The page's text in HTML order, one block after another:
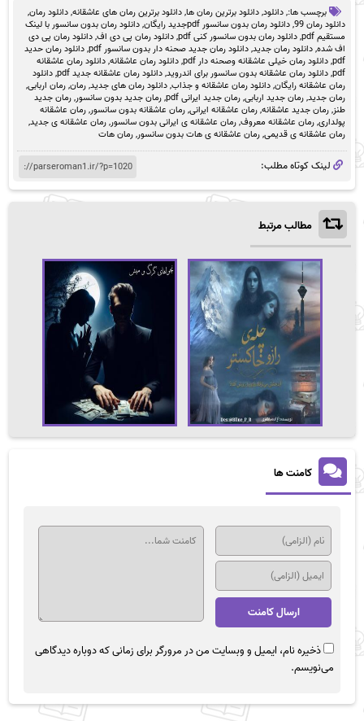
برچسب ها:,دانلود,دانلود برترین رمان ها,دانلود برترین رمان های عاشقانه,دانلود رمان,
دانلود رمان 99
,دانلود رمان بدون سانسور pdfجدید رایگان ,دانلود رمان بدون سانسور با لینک
مستقیم pdf
,دانلود رمان بدون سانسور کنی pdf ,دانلود رمان پی دی اف,دانلود رمان پی دی
اف شده,دانلود رمان جدید,دانلود رمان جدید صحنه دار بدون سانسور pdf ,دانلود رمان حدید
pdf
,دانلود رمان خیلی عاشقانه وصحنه دار pdf ,دانلود رمان عاشقانه,دانلود رمان عاشقانه
pdf
,دانلود رمان عاشقانه بدون سانسور برای اندروید,دانلود رمان عاشقانه جدید pdf ,دانلود
رمان عاشقانه رایگان,دانلود رمان عاشقانه و جذاب,دانلود رمان های جدید,رمان,رمان اربابی,
رمان جدید,رمان جدید اربابی,رمان جدید ایرانی pdf ,رمان جدید بدون سانسور,رمان جدید
طنز,رمان جدید عاشقانه,رمان عاشقانه ایرانی,رمان عاشقانه بدون سانسور,رمان عاشقانه
پولداری,رمان عاشقانه معروف,رمان عاشقانه ی ایرانی بدون سانسور,رمان عاشقانه ی جدید,
رمان عاشقانه ی قدیمی,رمان عاشقانه ی هات بدون سانسور,رمان هات
لینک کوتاه مطلب:
مطالب مرتبط
کامنت ها
ذخیره نام، ایمیل و وبسایت من در مرورگر برای زمانی که دوباره دیدگاهی
می‌نویسم.